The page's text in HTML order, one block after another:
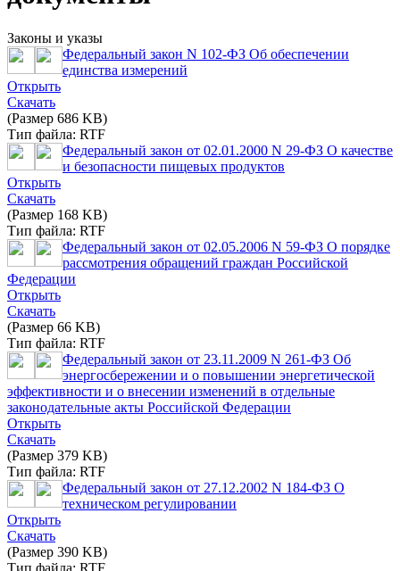
Законы и указы
Федеральный закон N 102-ФЗ Об обеспечении
единства измерений
Открыть
Скачать
(Размер 686 KB)
Тип файла: RTF
Федеральный закон от 02.01.2000 N 29-ФЗ О качестве
и безопасности пищевых продуктов
Открыть
Скачать
(Размер 168 KB)
Тип файла: RTF
Федеральный закон от 02.05.2006 N 59-ФЗ О порядке
рассмотрения обращений граждан Российской
Федерации
Открыть
Скачать
(Размер 66 KB)
Тип файла: RTF
Федеральный закон от 23.11.2009 N 261-ФЗ Об
энергосбережении и о повышении энергетической
эффективности и о внесении изменений в отдельные
законодательные акты Российской Федерации
Открыть
Скачать
(Размер 379 KB)
Тип файла: RTF
Федеральный закон от 27.12.2002 N 184-ФЗ О
техническом регулировании
Открыть
Скачать
(Размер 390 KB)
Тип файла: RTF